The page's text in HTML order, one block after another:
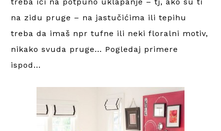
na zidu pruge – na jastučićima ili tepihu
treba da imaš npr tufne ili neki floralni motiv,
nikako svuda pruge… Pogledaj primere
ispod…